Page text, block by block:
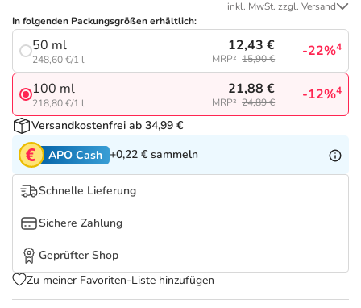
Tierapotheke
Vitamine & Mineralstoffe
Marken
Salus Deals
inkl. MwSt. zzgl. Versand
In folgenden Packungsgrößen erhältlich:
50 ml
248,60 €/1 l
12,43 €
MRP² 15,90 € -22%4
100 ml
218,80 €/1 l
21,88 €
MRP² 24,89 € -12%4
Versandkostenfrei ab 34,99 €
APO Cash +0,22 € sammeln
Schnelle Lieferung
Sichere Zahlung
Geprüfter Shop
Zu meiner Favoriten-Liste hinzufügen